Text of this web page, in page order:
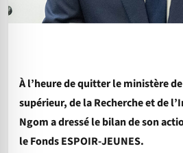
À l’heure de quitter le ministère
supérieur, de la Recherche et de
Ngom a dressé le bilan de son
le Fonds ESPOIR-JEUNES.